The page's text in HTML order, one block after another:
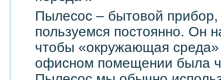
Пылесос – бытовой
пользуемся постоянно. Он
чтобы «окружающая среда»
офисном помещении была